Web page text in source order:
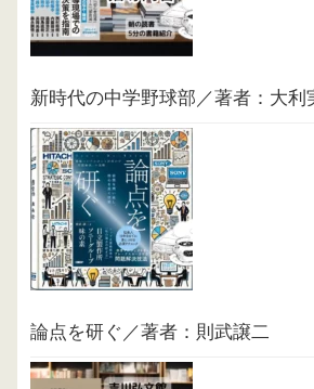
新時代の中学野球部／著者：大利
論点を研ぐ／著者：則武譲二